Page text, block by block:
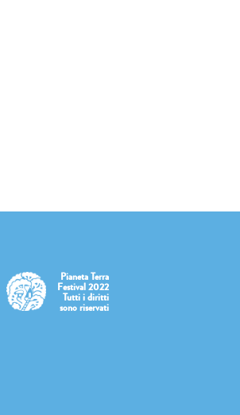
Pianeta Terra
Festival 2022
Tutti i diritti
sono riservati